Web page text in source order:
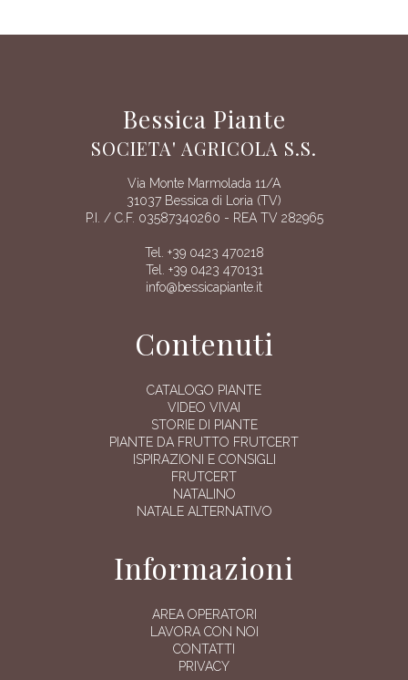
Bessica Piante
SOCIETA' AGRICOLA S.S.
Via Monte Marmolada 11/A
31037 Bessica di Loria (TV)
P.I. / C.F. 03587340260 - REA TV 282965
Tel. +39 0423 470218
Tel. +39 0423 470131
info@bessicapiante.it
Contenuti
CATALOGO PIANTE
VIDEO VIVAI
STORIE DI PIANTE
PIANTE DA FRUTTO FRUTCERT
ISPIRAZIONI E CONSIGLI
FRUTCERT
NATALINO
NATALE ALTERNATIVO
Informazioni
AREA OPERATORI
LAVORA CON NOI
CONTATTI
PRIVACY